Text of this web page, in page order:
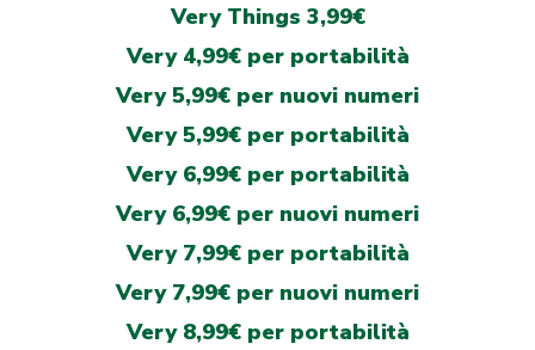
Very Things 3,99€
Very 4,99€ per portabilità
Very 5,99€ per nuovi numeri
Very 5,99€ per portabilità
Very 6,99€ per portabilità
Very 6,99€ per nuovi numeri
Very 7,99€ per portabilità
Very 7,99€ per nuovi numeri
Very 8,99€ per portabilità